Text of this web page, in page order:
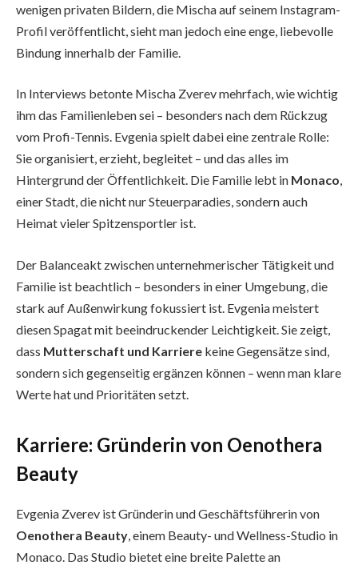
wenigen privaten Bildern, die Mischa auf seinem Instagram-
Profil veröffentlicht, sieht man jedoch eine enge, liebevolle
Bindung innerhalb der Familie.
In Interviews betonte Mischa Zverev mehrfach, wie wichtig
ihm das Familienleben sei – besonders nach dem Rückzug
vom Profi-Tennis. Evgenia spielt dabei eine zentrale Rolle:
Sie organisiert, erzieht, begleitet – und das alles im
Hintergrund der Öffentlichkeit. Die Familie lebt in Monaco,
einer Stadt, die nicht nur Steuerparadies, sondern auch
Heimat vieler Spitzensportler ist.
Der Balanceakt zwischen unternehmerischer Tätigkeit und
Familie ist beachtlich – besonders in einer Umgebung, die
stark auf Außenwirkung fokussiert ist. Evgenia meistert
diesen Spagat mit beeindruckender Leichtigkeit. Sie zeigt,
dass Mutterschaft und Karriere keine Gegensätze sind,
sondern sich gegenseitig ergänzen können – wenn man klare
Werte hat und Prioritäten setzt.
Karriere: Gründerin von Oenothera
Beauty
Evgenia Zverev ist Gründerin und Geschäftsführerin von
Oenothera Beauty, einem Beauty- und Wellness-Studio in
Monaco. Das Studio bietet eine breite Palette an